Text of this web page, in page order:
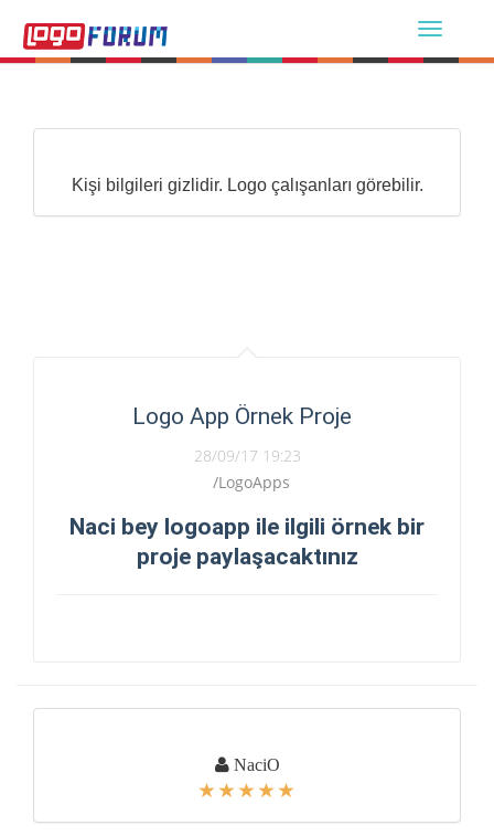
Kişi bilgileri gizlidir. Logo çalışanları görebilir.
Logo App Örnek Proje
28/09/17 19:23
/LogoApps
Naci bey logoapp ile ilgili örnek bir
proje paylaşacaktınız
NaciO